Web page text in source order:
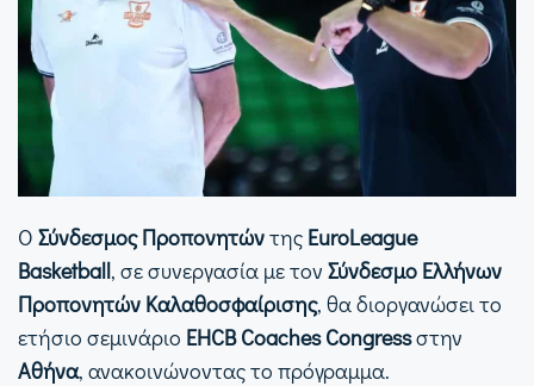
Ο Σύνδεσμος Προπονητώντης EuroLeague
Basketball, σε συνεργασία με τον Σύνδεσμο Ελλήνων
Προπονητών Καλαθοσφαίρισης, θα διοργανώσει το
ετήσιο σεμινάριο EHCB Coaches Congressστην
Αθήνα, ανακοινώνοντας το πρόγραμμα.